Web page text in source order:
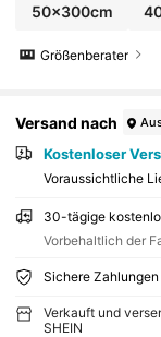
50x300cm
Größenberater
Versand nach
Kostenloser
Voraussichtliche
30-tägige
Vorbehaltlich der
Sichere Zahlungen
Verkauft und
SHEIN